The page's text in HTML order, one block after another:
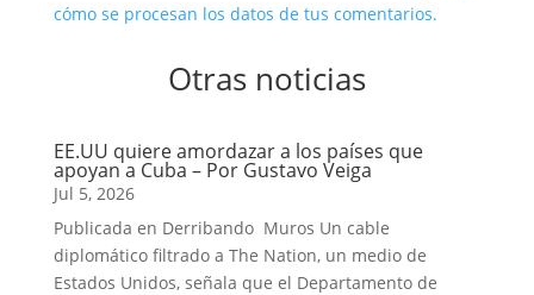
cómo se procesan los datos de tus comentarios.
Otras noticias
EE.UU quiere amordazar a los países que
apoyan a Cuba – Por Gustavo Veiga
Jul 5, 2026
Publicada en Derribando Muros Un cable
diplomático filtrado a The Nation, un medio de
Estados Unidos, señala que el Departamento de